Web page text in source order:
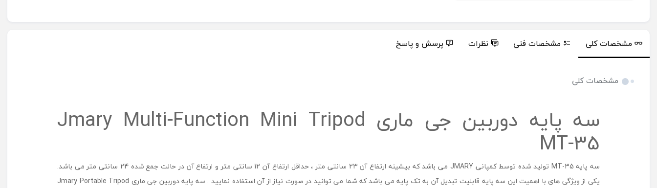
مشخصات کلی مشخصات فنی نظرات پرسش و پاسخ
مشخصات کلی
سه پایه دوربین جی ماری Jmary Multi-Function Mini Tripod
MT-35
سه پایه MT-35 تولید شده توسط کمپانی JMARY می باشد که بیشینه ارتفاع آن 23 سانتی متر ، حداقل ارتفاع آن 12 سانتی متر و ارتفاع آن در حالت جمع شده 24 سانتی متر می باشد.
یکی از ویژگی های با اهمیت این سه پایه قابلیت تبدیل آن به تک پایه می باشد که شما می توانید در صورت نیاز از آن استفاده نمایید . سه پایه دوربین جی ماری Jmary Portable Tripod